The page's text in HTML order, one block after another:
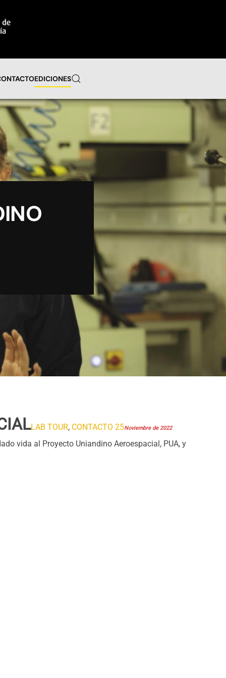
EDICIONES
LAB TOUR, CONTACTO 25Noviembre de 2022
vida al Proyecto Uniandino Aeroespacial, PUA, y